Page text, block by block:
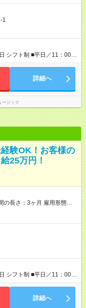
1
シフト制 ■平日／11：00～
詳細へ
ージック
験OK！お客様の
25万円！
の長さ：3ヶ月 雇用形態、
シフト制 ■平日／11：00～
詳細へ